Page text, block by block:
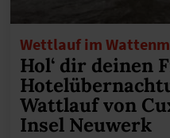
Wettlauf im
Hol‘ dir deinen
Wattlauf von
Insel Neuwerk